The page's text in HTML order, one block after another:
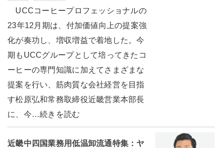
UCCコーヒープロフェッショナルの
23年12月期は、付加価値向上の提案強
化が奏功し、増収増益で着地した。今
期もUCCグループとして培ってきたコ
ーヒーの専門知識に加えてさまざまな
提案を行い、筋肉質な会社経営を目指
す松原弘和常務取締役近畿営業本部長
に、今…続きを読む
近畿中四国業務用低温卸流通特集：ヤ